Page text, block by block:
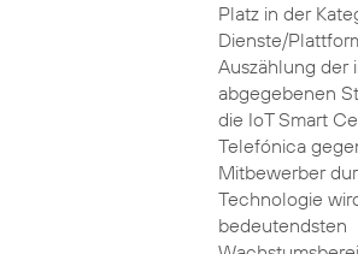
Platz in der
Dienste/
Auszählung der
abgegebenen
die IoT Smart
Telefónica
Mitbewerber
Technologie
bedeutendsten